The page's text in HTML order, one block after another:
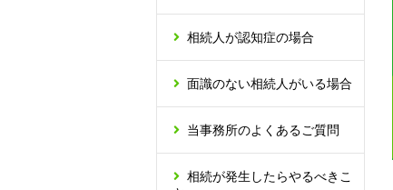
相続人が認知症の場合
面識のない相続人がいる場合
当事務所のよくあるご質問
相続が発生したらやるべきこ